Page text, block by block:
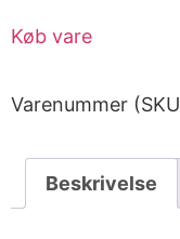
Køb vare
Varenummer
Beskrivelse